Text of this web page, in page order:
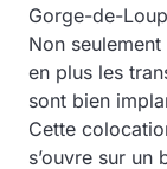
Gorge-de-
Non
en plus les
sont bien
Cette
s’ouvre sur un